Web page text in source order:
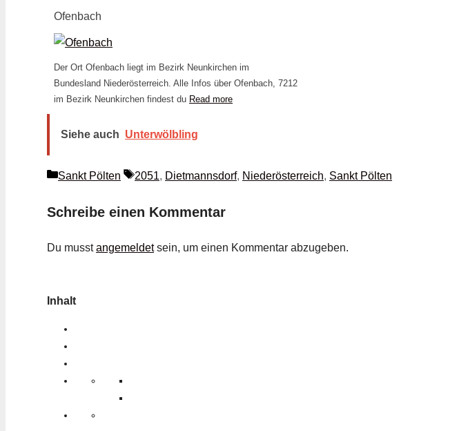
Ofenbach
Der Ort Ofenbach liegt im Bezirk Neunkirchen im
Bundesland Niederösterreich. Alle Infos über Ofenbach, 7212
im Bezirk Neunkirchen findest du Read more
Siehe auch Unterwölbling
Kategorien
Sankt Pölten Schlagwörter
2051, Dietmannsdorf, Niederösterreich, Sankt Pölten
Schreibe einen Kommentar
Du musstangemeldetsein, um einen Kommentar abzugeben.
Inhalt